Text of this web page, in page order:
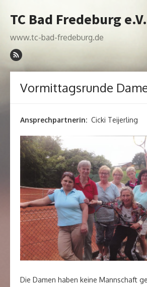
to
TC Bad Fredeburg e.V.
www.tc-bad-fredeburg.de
Vormittagsrunde
Ansprechpartnerin: Cicki Teijerling
Die Damen haben keine Mannschaft